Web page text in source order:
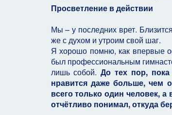
Просветление в действии
Мы – у последних врет.
же с духом и утроим свой шаг.
Я хорошо помню, как впервые
был профессиональным
лишь собой.До тех пор,
нравится даже больше, чем
всего только один человек,
отчётливо понимал, откуда